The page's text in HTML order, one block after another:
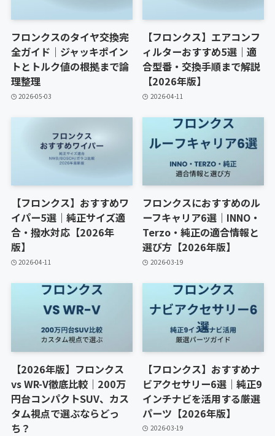
フロンクスのタイヤ交換完
全ガイド｜ジャッキポイン
トとトルク値の根拠まで論
理整理
2026-05-03
【フロンクス】エアコンフ
ィルターおすすめ5選｜適
合型番・交換手順まで解説
【2026年版】
2026-04-11
【フロンクス】おすすめワ
イパー5選｜純正サイズ適
合・撥水対応【2026年
版】
2026-04-11
フロンクスにおすすめのル
ーフキャリア6選｜INNO・
Terzo・純正の適合情報と
選び方【2026年版】
2026-03-19
【2026年版】フロンクス
vs WR-V徹底比較｜200万
円台コンパクトSUV、カス
タム視点で選ぶならどっ
ち？
【フロンクス】おすすめナ
ビアクセサリー6選｜純正9
インチナビを活用する厳選
パーツ【2026年版】
2026-03-19